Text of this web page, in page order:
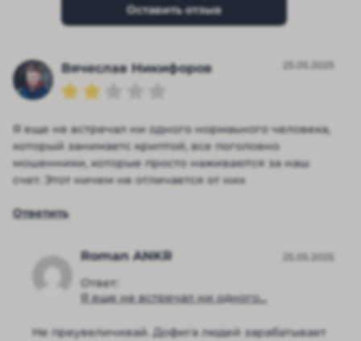
Оставить отзыв
Вячеслав Никифоров 25.05.2025
Я еще не встречал ни одного нормаьного человека,
который занимаетс криптой, все поголовно
мошенники, которые просто наживаются за наш
счет. Этот ничем не отличается от них
Ответить
Roman ANKR
Ответ:
Я еще не встречал ни одного...
25.05.2025
Не преувеличивай. Дофига людей зарабатывает